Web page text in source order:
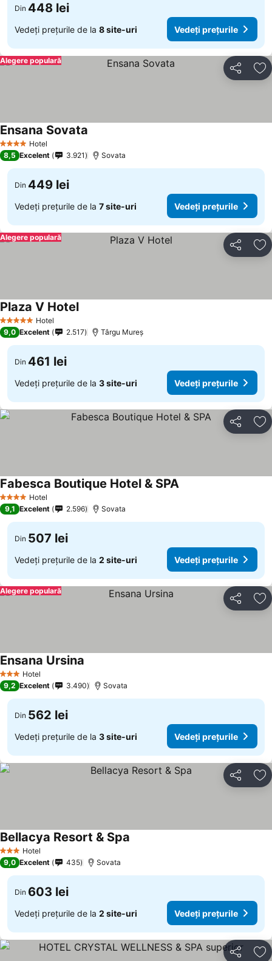
Din 448 lei
Vedeți prețurile de la 8 site-uri Vedeți prețurile
Distribuiți
Alegere populară
4 Stele Hotel
Ensana Sovata
8,5 Excelent 3.921 Sovata
Din 449 lei
Vedeți prețurile de la 7 site-uri Vedeți prețurile
Distribuiți
Alegere populară
5 Stele Hotel
Plaza V Hotel
9,0 Excelent 2.517 Târgu Mureș
Din 461 lei
Vedeți prețurile de la 3 site-uri Vedeți prețurile
Distribuiți
4 Stele Hotel
Fabesca Boutique Hotel & SPA
9,1 Excelent 2.596 Sovata
Din 507 lei
Vedeți prețurile de la 2 site-uri Vedeți prețurile
Distribuiți
Alegere populară
3 SteleHotel
Ensana Ursina
9,2 Excelent 3.490 Sovata
Din 562 lei
Vedeți prețurile de la 3 site-uri Vedeți prețurile
Distribuiți
3 SteleHotel
Bellacya Resort & Spa
9,0 Excelent 435 Sovata
Din 603 lei
Vedeți prețurile de la 2 site-uri Vedeți prețurile
Distribuiți